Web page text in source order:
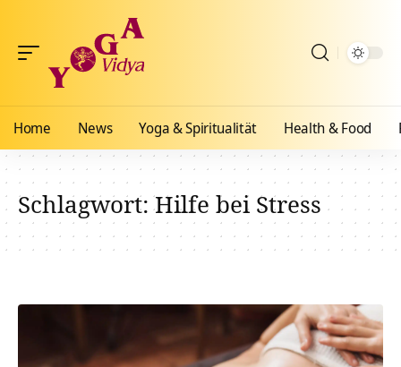
Home News Yoga & Spiritualität Health & Food
Schlagwort:Hilfe bei Stress